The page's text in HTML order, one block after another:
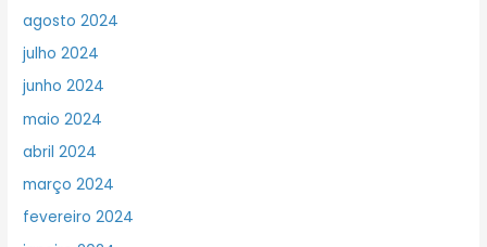
agosto 2024
julho 2024
junho 2024
maio 2024
abril 2024
março 2024
fevereiro 2024